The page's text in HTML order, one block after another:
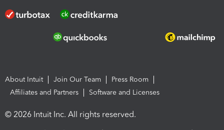
About Intuit Join Our Team
Press Room
Affiliates and Partners
Software and Licenses
© 2026 Intuit Inc. All rights reserved.